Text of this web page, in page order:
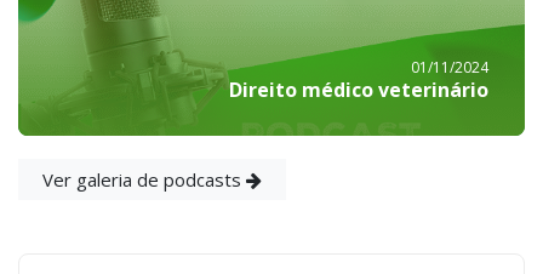
01/11/2024
Direito médico veterinário
Ver galeria de podcasts